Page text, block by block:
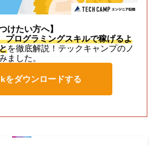
けたい方へ】
プログラミングスキルで稼げるよ
を徹底解説！テックキャンプのノ
ました。
をダウンロードする